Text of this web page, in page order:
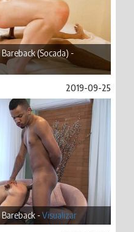
(Socada) -
2019-09-25
Bareback -Visualizar